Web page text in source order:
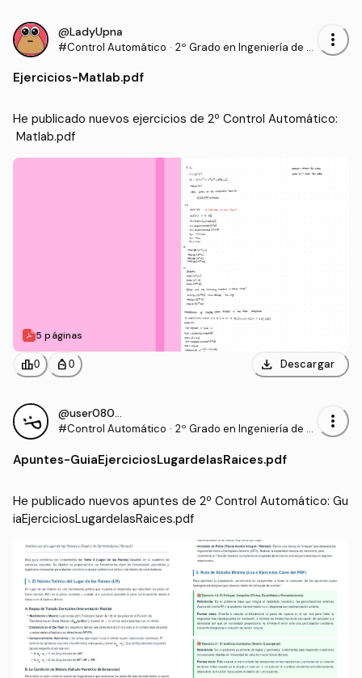
@LadyUpna
#Control Automático · 2º Grado en Ingeniería de T
more_vert
Ejercicios-Matlab.pdf
He publicado nuevos ejercicios de 2º Control Automático:
Matlab.pdf
5 páginas
leaderboard0 personal_bag 0 download Descargar
@user080406
#Control Automático · 2º Grado en Ingeniería de T
NA)
more_vert
Apuntes-GuiaEjerciciosLugardelasRaices.pdf
He publicado nuevos apuntes de 2º Control Automático: Gu
iaEjerciciosLugardelasRaices.pdf